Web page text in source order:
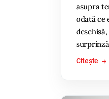
asupra
odată ce
Citește